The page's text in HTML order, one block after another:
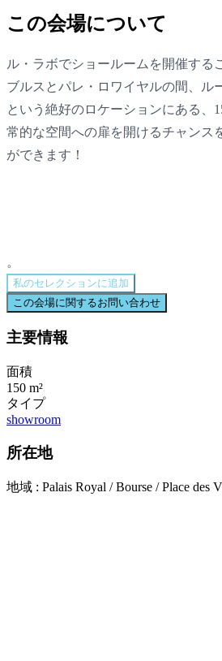
この会場について
ル・ラボでショールームを開催する
ブルスとパレ・ロワイヤルの間、ル
という絶好のロケーションにある、
常的な空間への扉を開けるチャンス
ができます！
。
私のセレクションに追加
この会場に関するお問い合わせ
主要情報
面積
150 m²
タイプ
showroom
所在地
地域 : Palais Royal / Bourse / Place des